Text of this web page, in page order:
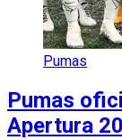
Pumas
Pumas
Apertura